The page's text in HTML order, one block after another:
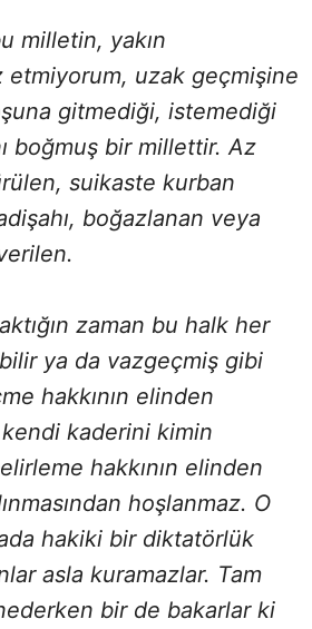
milletin, yakın
etmiyorum, uzak geçmişine
gitmediği, istemediği
boğmuş bir millettir. Az
suikaste kurban
boğazlanan veya
zaman bu halk her
ya da vazgeçmiş gibi
hakkının elinden
kendi kaderini kimin
hakkının elinden
hoşlanmaz. O
hakiki bir diktatörlük
asla kuramazlar. Tam
bir de bakarlar ki